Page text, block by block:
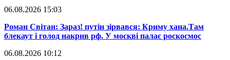
06.08.2026 15:03
​Роман Світан: Зараз! путін зірвався: Криму хана.Там
блекаут і голод накрив рф. У москві палає роскосмос
06.08.2026 10:12